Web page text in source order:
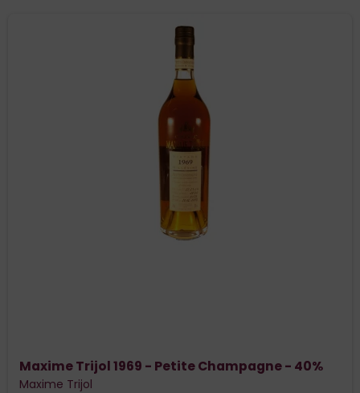
Maxime Trijol 1969 - Petite Champagne - 40%
Maxime Trijol